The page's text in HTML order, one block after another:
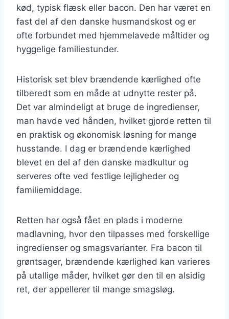
kød, typisk flæsk eller bacon. Den har været en
fast del af den danske husmandskost og er
ofte forbundet med hjemmelavede måltider og
hyggelige familiestunder.
Historisk set blev brændende kærlighed ofte
tilberedt som en måde at udnytte rester på.
Det var almindeligt at bruge de ingredienser,
man havde ved hånden, hvilket gjorde retten til
en praktisk og økonomisk løsning for mange
husstande. I dag er brændende kærlighed
blevet en del af den danske madkultur og
serveres ofte ved festlige lejligheder og
familiemiddage.
Retten har også fået en plads i moderne
madlavning, hvor den tilpasses med forskellige
ingredienser og smagsvarianter. Fra bacon til
grøntsager, brændende kærlighed kan varieres
på utallige måder, hvilket gør den til en alsidig
ret, der appellerer til mange smagsløg.